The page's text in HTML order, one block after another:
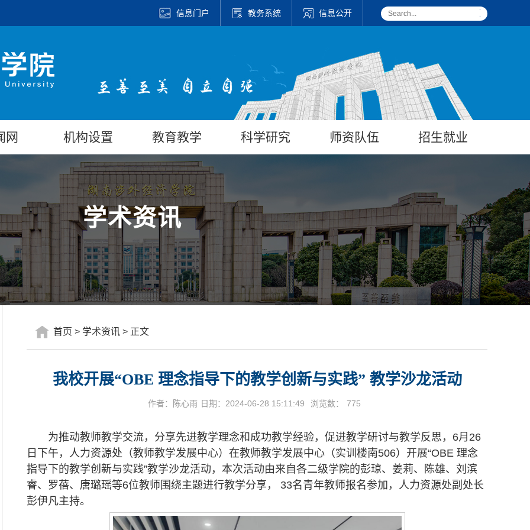
信息门户 教务系统 信息公开
网 机构设置 教育教学 科学研究 师资队伍 招生就业
学术资讯
首页 > 学术资讯 > 正文
我校开展“OBE 理念指导下的教学创新与实践” 教学沙龙活动
作者：陈心雨 日期：2024-06-28 15:11:49 浏览数： 775
为推动教师教学交流，分享先进教学理念和成功教学经验，促进教学研讨与教学反思，6月26
日下午，人力资源处（教师教学发展中心）在教师教学发展中心（实训楼南506）开展“OBE 理念
指导下的教学创新与实践”教学沙龙活动，本次活动由来自各二级学院的彭琼、姜莉、陈雄、刘滨
睿、罗蓓、唐璐瑶等6位教师围绕主题进行教学分享， 33名青年教师报名参加，人力资源处副处长
彭伊凡主持。